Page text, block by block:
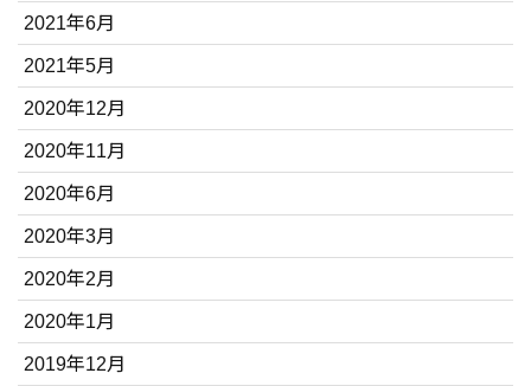
2021年6月
2021年5月
2020年12月
2020年11月
2020年6月
2020年3月
2020年2月
2020年1月
2019年12月